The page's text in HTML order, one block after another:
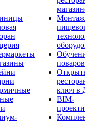
Монтаж
поваров
ключ в
BIM-